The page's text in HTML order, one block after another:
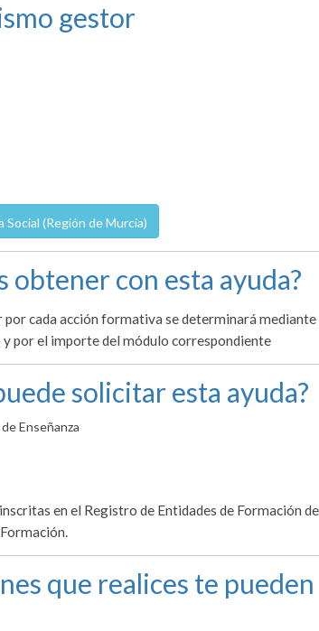
gestor
Social (Región de Murcia)
obtener con esta ayuda?
por cada acción formativa se determinará
por el importe del módulo correspondiente
solicitar esta ayuda?
Enseñanza
en el Registro de Entidades de Formación
que realices te pueden